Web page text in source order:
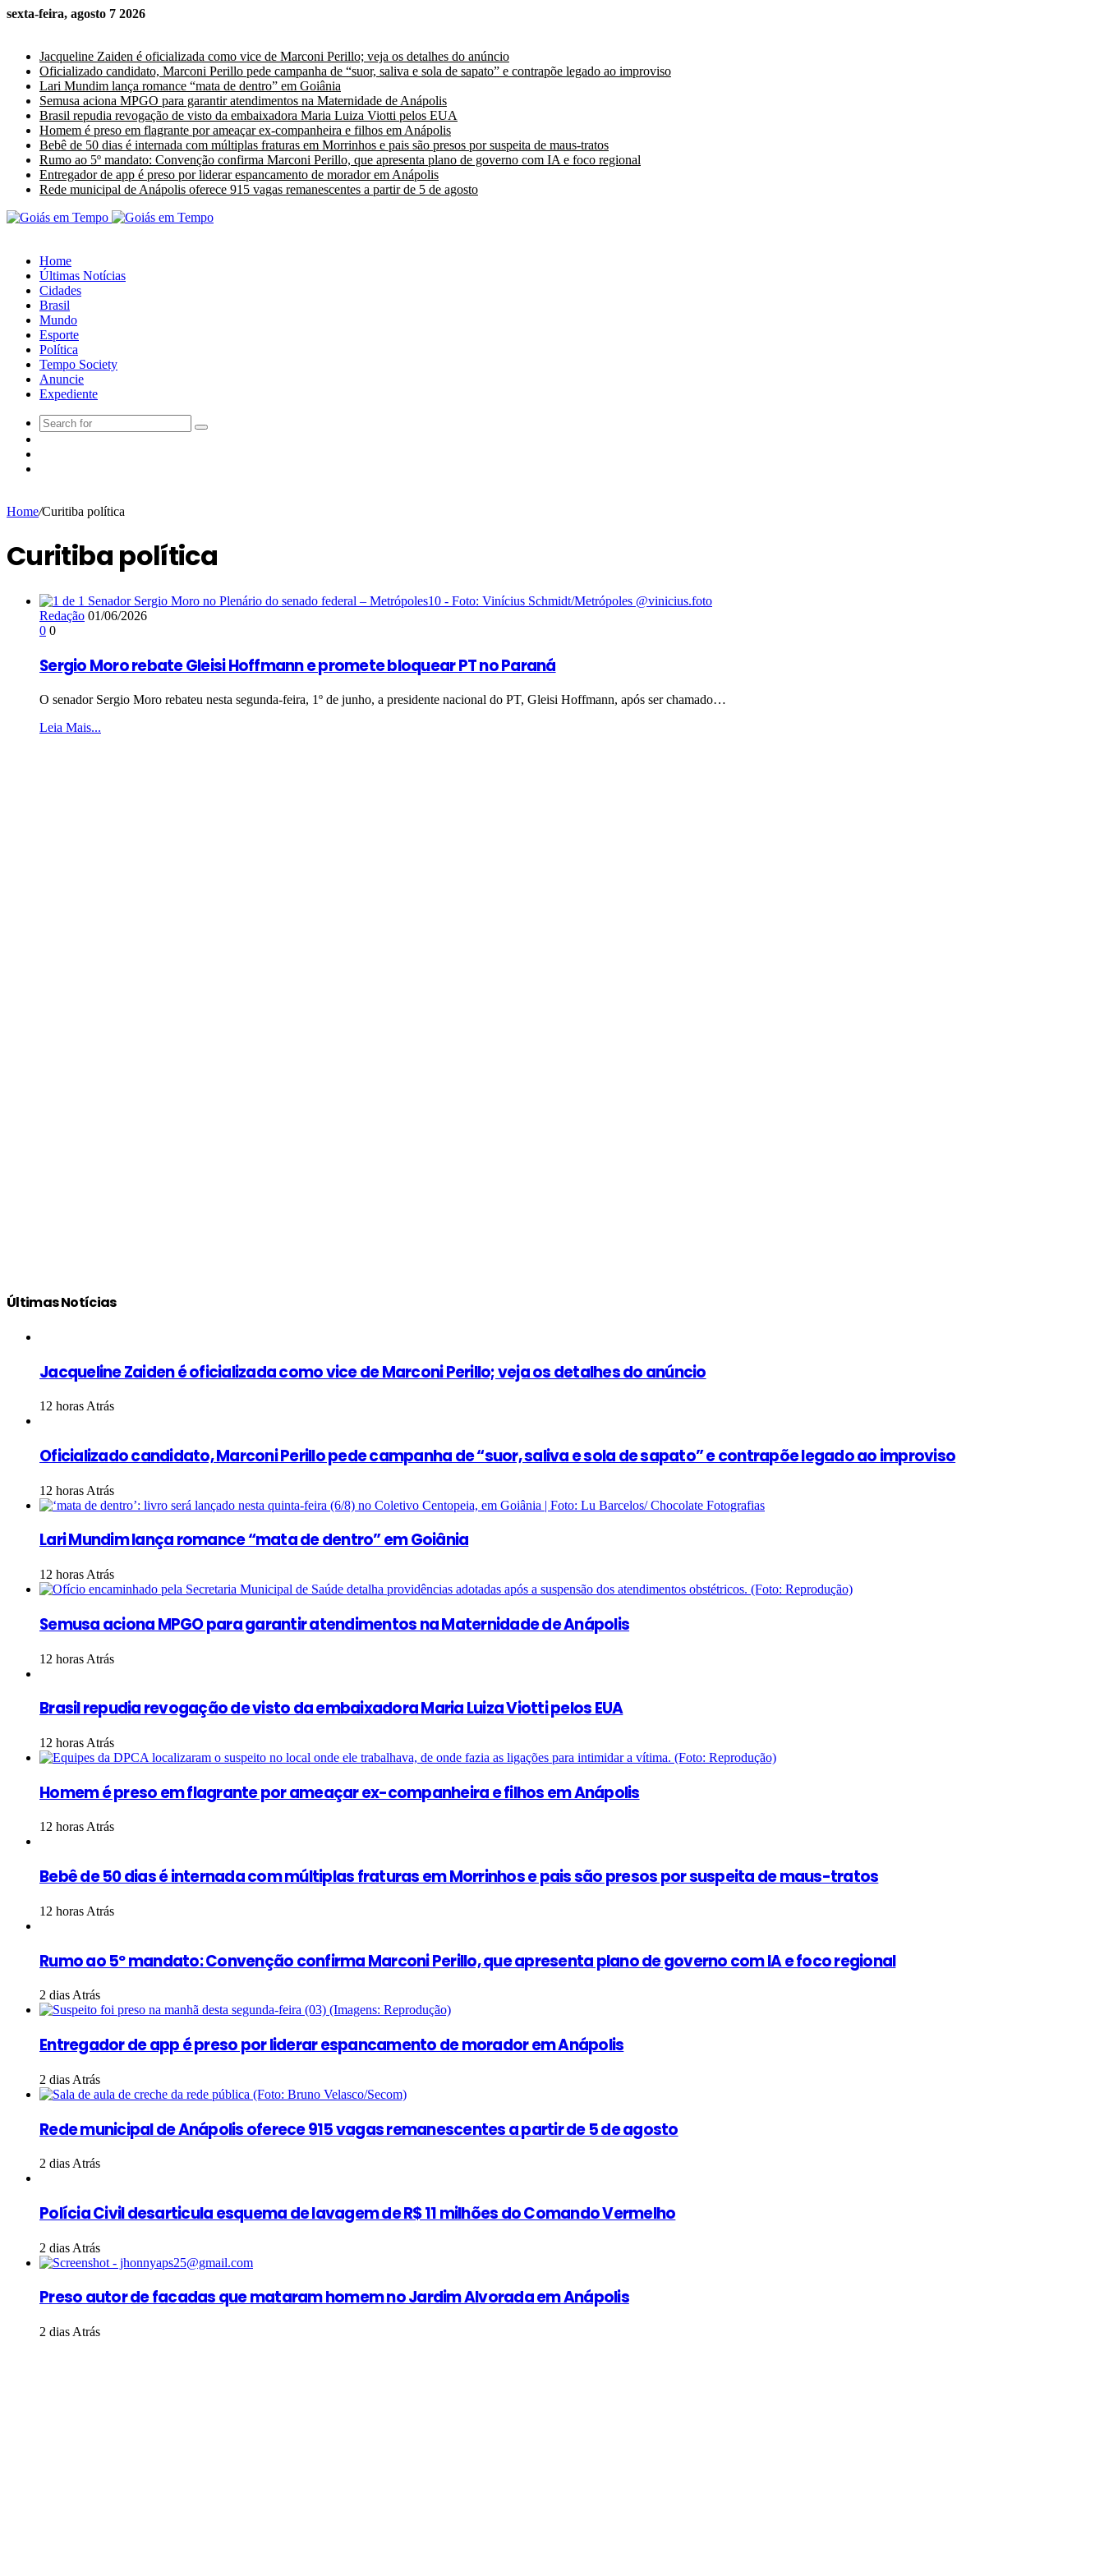
sexta-feira, agosto 7 2026
Jacqueline Zaiden é oficializada como vice de Marconi Perillo; veja os detalhes do anúncio
Oficializado candidato, Marconi Perillo pede campanha de “suor, saliva e sola de sapato” e contrapõe legado ao improviso
Lari Mundim lança romance “mata de dentro” em Goiânia
Semusa aciona MPGO para garantir atendimentos na Maternidade de Anápolis
Brasil repudia revogação de visto da embaixadora Maria Luiza Viotti pelos EUA
Homem é preso em flagrante por ameaçar ex-companheira e filhos em Anápolis
Bebê de 50 dias é internada com múltiplas fraturas em Morrinhos e pais são presos por suspeita de maus-tratos
Rumo ao 5º mandato: Convenção confirma Marconi Perillo, que apresenta plano de governo com IA e foco regional
Entregador de app é preso por liderar espancamento de morador em Anápolis
Rede municipal de Anápolis oferece 915 vagas remanescentes a partir de 5 de agosto
Home
Últimas Notícias
Cidades
Brasil
Mundo
Esporte
Política
Tempo Society
Anuncie
Expediente
Home/Curitiba política
Curitiba política
Redação 01/06/2026
0 0
Sergio Moro rebate Gleisi Hoffmann e promete bloquear PT no Paraná
O senador Sergio Moro rebateu nesta segunda-feira, 1º de junho, a presidente nacional do PT, Gleisi Hoffmann, após ser chamado…
Leia Mais...
Últimas Notícias
Jacqueline Zaiden é oficializada como vice de Marconi Perillo; veja os detalhes do anúncio
12 horas Atrás
Oficializado candidato, Marconi Perillo pede campanha de “suor, saliva e sola de sapato” e contrapõe legado ao improviso
12 horas Atrás
Lari Mundim lança romance “mata de dentro” em Goiânia
12 horas Atrás
Semusa aciona MPGO para garantir atendimentos na Maternidade de Anápolis
12 horas Atrás
Brasil repudia revogação de visto da embaixadora Maria Luiza Viotti pelos EUA
12 horas Atrás
Homem é preso em flagrante por ameaçar ex-companheira e filhos em Anápolis
12 horas Atrás
Bebê de 50 dias é internada com múltiplas fraturas em Morrinhos e pais são presos por suspeita de maus-tratos
12 horas Atrás
Rumo ao 5º mandato: Convenção confirma Marconi Perillo, que apresenta plano de governo com IA e foco regional
2 dias Atrás
Entregador de app é preso por liderar espancamento de morador em Anápolis
2 dias Atrás
Rede municipal de Anápolis oferece 915 vagas remanescentes a partir de 5 de agosto
2 dias Atrás
Polícia Civil desarticula esquema de lavagem de R$ 11 milhões do Comando Vermelho
2 dias Atrás
Preso autor de facadas que mataram homem no Jardim Alvorada em Anápolis
2 dias Atrás